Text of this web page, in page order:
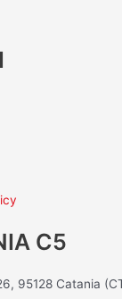
C5
95128 Catania